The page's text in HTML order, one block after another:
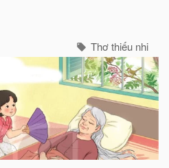
Thơ thiếu nhi